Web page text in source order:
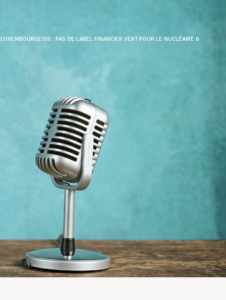
: PAS DE LABEL FINANCIER VERT POUR LE NUCLÉAIRE &